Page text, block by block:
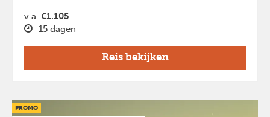
v.a. €1.105
15 dagen
Reis bekijken
PROMO